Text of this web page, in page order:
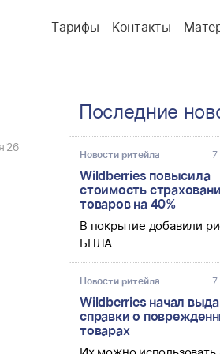
Тарифы Контакты
Последние
Новости ритейла 7
Wildberries повысила
стоимость
товаров на 40%
В покрытие добавили
Новости ритейла 7
Wildberries начал
справки о
товарах